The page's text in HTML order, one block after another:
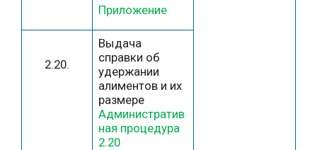
Приложение
2.20.
Выдача
справки об
удержании
алиментов и их
размере
Административ
ная процедура
2.20